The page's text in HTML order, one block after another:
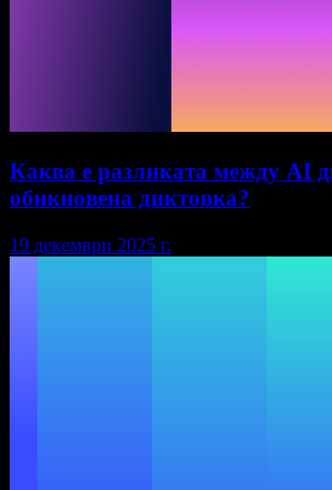
Каква е разликата между AI
обикновена диктовка?
19 декември 2025 г.